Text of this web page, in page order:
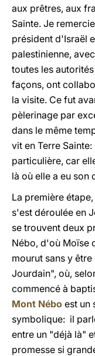
aux prêtres, aux
Sainte. Je
président d'Israël
palestinienne,
toutes les
façons, ont
la visite. Ce fut
pèlerinage par
dans le même
vit en Terre
particulière, car
là où elle a eu son
La première
s'est déroulée en
se trouvent deux
Nébo, d'où Moïse
mourut sans y
Jourdain", où,
commencé à
Mont Nébo est un
symbolique: il
entre un "déjà là"
promesse si